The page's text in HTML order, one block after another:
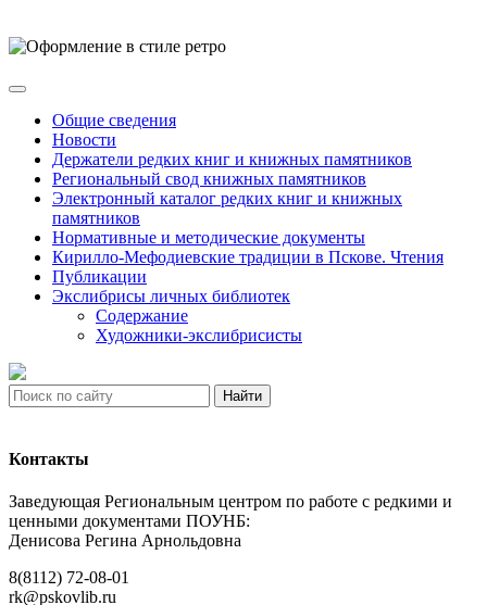
Общие сведения
Новости
Держатели редких книг и книжных памятников
Региональный свод книжных памятников
Электронный каталог редких книг и книжных
памятников
Нормативные и методические документы
Кирилло-Мефодиевские традиции в Пскове. Чтения
Публикации
Экслибрисы личных библиотек
Содержание
Художники-экслибрисисты
Найти
Контакты
Заведующая Региональным центром по работе с редкими и
ценными документами ПОУНБ:
Денисова Регина Арнольдовна
8(8112) 72-08-01
rk@pskovlib.ru